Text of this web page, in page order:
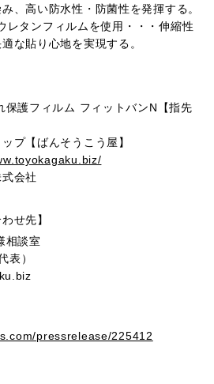
、高い防水性・防菌性を発揮する。
レタンフィルムを使用・・・伸縮性
な貼り心地を実現する。
保護フィルム フィットバンN【指先
プ【ばんそうこう屋】
会社
せ先】
相談室
表）
pressrelease/225412